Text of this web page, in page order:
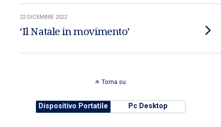
22 DICEMBRE 2022
‘Il Natale in movimento’
Torna su
Dispositivo Portatile Pc Desktop